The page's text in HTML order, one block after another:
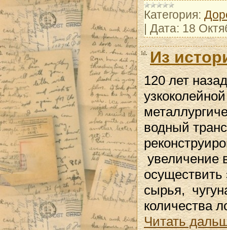
Категория:
| Дата: 18
Из
120 лет
водный
увеличение
сырья,
количества
Читать